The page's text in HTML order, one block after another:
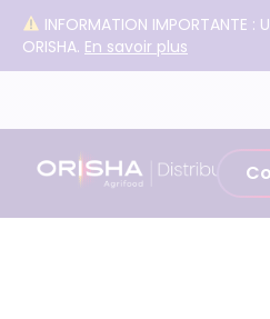
Aller au contenu
INFORMATION
ORISHA. En savoir plus